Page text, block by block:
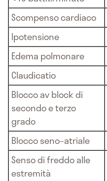
Scompenso cardiaco
Ipotensione
Edema polmonare
Claudicatio
Blocco av block di
secondo e terzo
grado
Blocco seno–atriale
Senso di freddo alle
estremità